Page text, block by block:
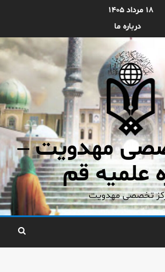
۱۸ مرداد ۱۴۰۵
درباره ما
مهدویت –
علمیه قم
تخصصی مهدویت